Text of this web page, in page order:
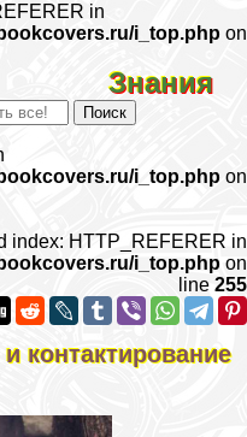
in
i_top.php on
Знания
i_top.php on
index: HTTP_REFERER in
i_top.php on
line 255
контактирование